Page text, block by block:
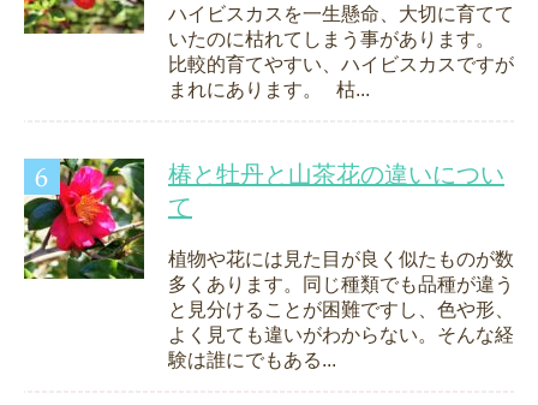
ハイビスカスを一生懸命、大切に育てて
いたのに枯れてしまう事があります。
比較的育てやすい、ハイビスカスですが
まれにあります。 枯...
椿と牡丹と山茶花の違いについ
て
植物や花には見た目が良く似たものが数
多くあります。同じ種類でも品種が違う
と見分けることが困難ですし、色や形、
よく見ても違いがわからない。そんな経
験は誰にでもある...